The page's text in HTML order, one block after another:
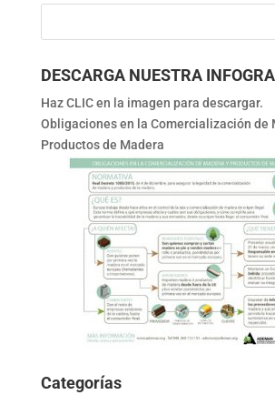
DESCARGA NUESTRA
Haz CLIC en la imagen para descargar.
Obligaciones en la Comercialización de
Productos de Madera
Categorías